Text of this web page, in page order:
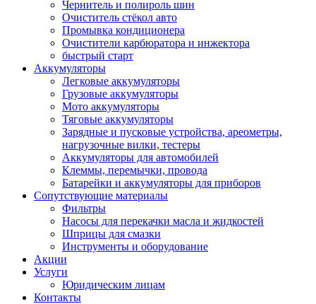
Чернитель и полироль шин
Очиститель стёкол авто
Промывка кондиционера
Очистители карбюратора и инжектора
быстрый старт
Аккумуляторы
Легковые аккумуляторы
Грузовые аккумуляторы
Мото аккумуляторы
Тяговые аккумуляторы
Зарядные и пусковые устройства, ареометры,
нагрузочные вилки, тестеры
Аккумуляторы для автомобилей
Клеммы, перемычки, провода
Батарейки и аккумуляторы для приборов
Сопутствующие материалы
Фильтры
Насосы для перекачки масла и жидкостей
Шприцы для смазки
Инструменты и оборудование
Акции
Услуги
Юридическим лицам
Контакты